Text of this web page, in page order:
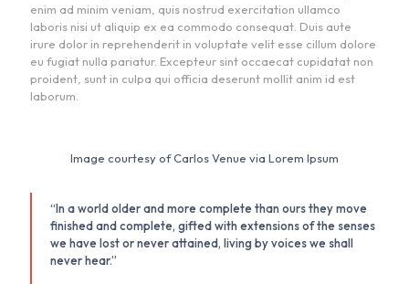
enim ad minim veniam, quis nostrud exercitation ullamco
laboris nisi ut aliquip ex ea commodo consequat. Duis aute
irure dolor in reprehenderit in voluptate velit esse cillum dolore
eu fugiat nulla pariatur. Excepteur sint occaecat cupidatat non
proident, sunt in culpa qui officia deserunt mollit anim id est
laborum.
Image courtesy of Carlos Venue via Lorem Ipsum
“In a world older and more complete than ours they move
finished and complete, gifted with extensions of the senses
we have lost or never attained, living by voices we shall
never hear.”